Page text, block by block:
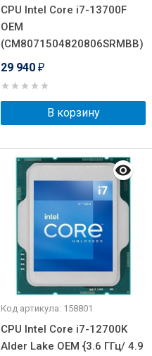
CPU Intel Core i7-13700F
OEM
(CM8071504820806SRMBB)
29 940 ₽
В корзину
Код артикула: 158801
CPU Intel Core i7-12700K
Alder Lake OEM {3.6 ГГц/ 4.9